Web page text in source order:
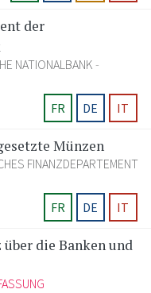
der
NATIONALBANK
FR
DE IT
Münzen
FINANZDEPARTEMENT
FR
DE IT
über die Banken und